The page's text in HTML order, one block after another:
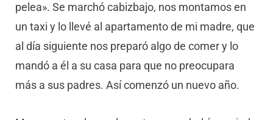
pelea». Se marchó cabizbajo, nos montamos en
un taxi y lo llevé al apartamento de mi madre, que
al día siguiente nos preparó algo de comer y lo
mandó a él a su casa para que no preocupara
más a sus padres. Así comenzó un nuevo año.